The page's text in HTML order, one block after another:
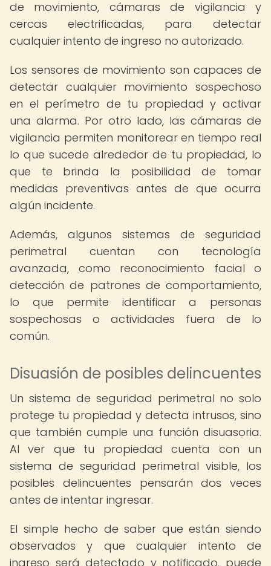
de movimiento, cámaras de vigilancia y
cercas electrificadas, para detectar
cualquier intento de ingreso no autorizado.
Los sensores de movimiento son capaces de
detectar cualquier movimiento sospechoso
en el perímetro de tu propiedad y activar
una alarma. Por otro lado, las cámaras de
vigilancia permiten monitorear en tiempo real
lo que sucede alrededor de tu propiedad, lo
que te brinda la posibilidad de tomar
medidas preventivas antes de que ocurra
algún incidente.
Además, algunos sistemas de seguridad
perimetral cuentan con tecnología
avanzada, como reconocimiento facial o
detección de patrones de comportamiento,
lo que permite identificar a personas
sospechosas o actividades fuera de lo
común.
Disuasión de posibles delincuentes
Un sistema de seguridad perimetral no solo
protege tu propiedad y detecta intrusos, sino
que también cumple una función disuasoria.
Al ver que tu propiedad cuenta con un
sistema de seguridad perimetral visible, los
posibles delincuentes pensarán dos veces
antes de intentar ingresar.
El simple hecho de saber que están siendo
observados y que cualquier intento de
ingreso será detectado y notificado, puede